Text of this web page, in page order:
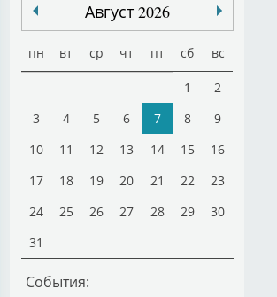
Август 2026
пн вт ср чт пт сб вс
1
2
3
4 5 6 7 8
9
10
11 12 13 14 15
16
17
18 19 20 21 22
23
24
25 26 27 28 29
30
31
События: